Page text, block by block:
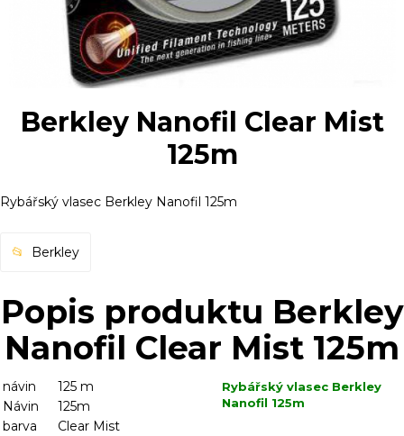
Berkley Nanofil Clear Mist
125m
Rybářský vlasec Berkley Nanofil 125m
Berkley
Popis produktu Berkley
Nanofil Clear Mist 125m
návin
125 m
Návin
125m
barva
Clear Mist
Rybářský vlasec Berkley
Nanofil 125m